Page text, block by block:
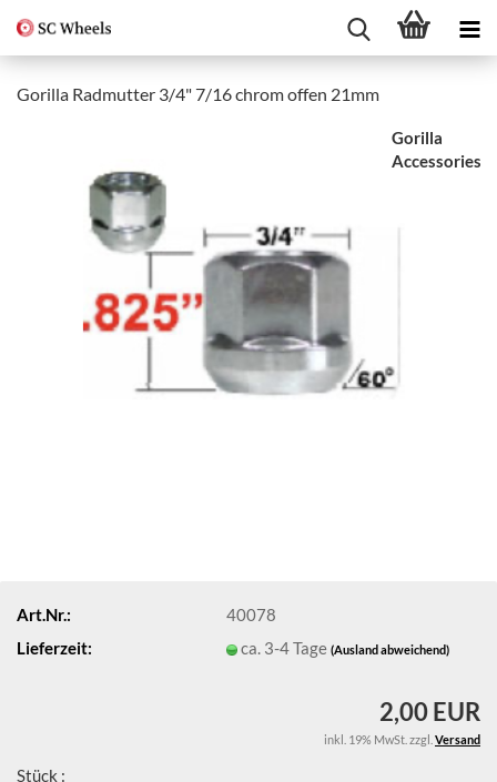
Gorilla Radmutter 3/4" 7/16 chrom offen 21mm
Gorilla
Accessories
Art.Nr.:
40078
Lieferzeit:
ca. 3-4 Tage(Ausland abweichend)
2,00 EUR
inkl. 19% MwSt. zzgl. Versand
Stück :